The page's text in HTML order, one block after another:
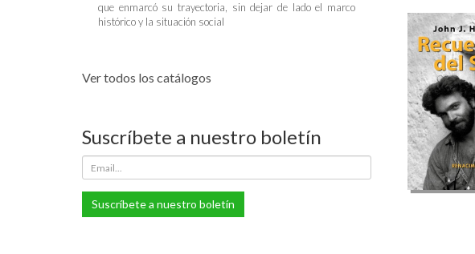
que enmarcó su trayectoria, sin dejar de lado el marco
histórico y la situación social
Ver todos los catálogos
Suscríbete a nuestro boletín
Suscríbete a nuestro boletín